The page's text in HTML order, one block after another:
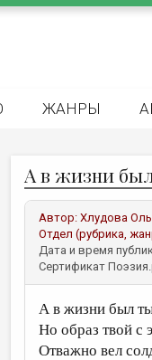
ЖАНРЫ
А в жизни
Автор: Хлудова
Отдел (рубрика,
Дата и время
Сертификат
А в жизни был
Но образ твой с
Отважно вел